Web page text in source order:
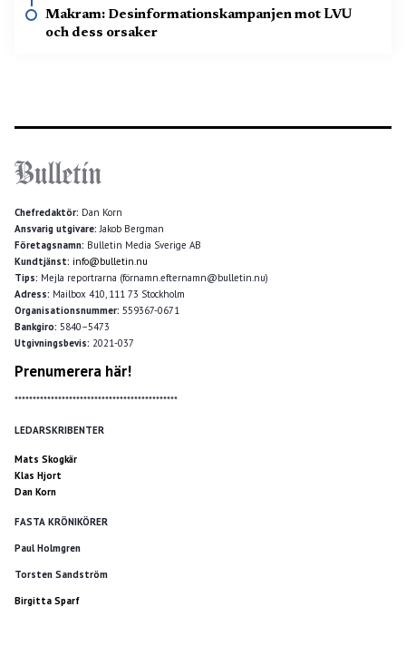
Makram: Desinformationskampanjen mot LVU
och dess orsaker
Chefredaktör: Dan Korn
Ansvarig utgivare: Jakob Bergman
Företagsnamn: Bulletin Media Sverige AB
Kundtjänst: info@bulletin.nu
Tips: Mejla reportrarna (förnamn.efternamn@bulletin.nu)
Adress: Mailbox 410, 111 73 Stockholm
Organisationsnummer: 559367-0671
Bankgiro: 5840–5473
Utgivningsbevis: 2021-037
Prenumerera här!
*********************************************
LEDARSKRIBENTER
Mats Skogkär
Klas Hjort
Dan Korn
FASTA KRÖNIKÖRER
Paul Holmgren
Torsten Sandström
Birgitta Sparf